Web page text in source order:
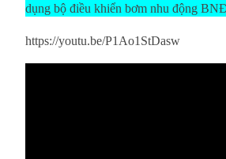
dụng bộ điều khiển bơm nhu động
https://youtu.be/P1Ao1StDasw